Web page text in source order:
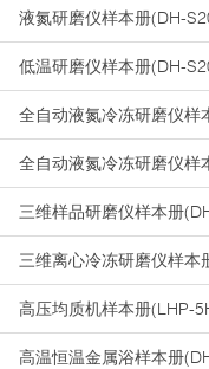
液氮研磨仪样本册(DH-
低温研磨仪样本册(DH-
全自动液氮冷冻研磨仪样
全自动液氮冷冻研磨仪样
三维样品研磨仪样本册
三维离心冷冻研磨仪样本
高压均质机样本册(LHP-
高温恒温金属浴样本册